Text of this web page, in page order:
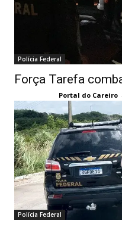
Polícia Federal
Força Tarefa
Portal do Careiro -
Polícia Federal